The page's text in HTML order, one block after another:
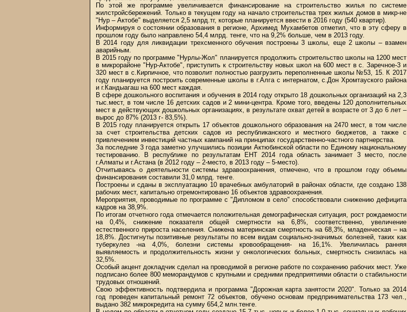
По этой же программе увеличивается финансирование на строительство жилья по системе
жилстройсбережений. Только в текущем году на начало строительства трех жилых домов в микр-не
"Нур – Актобе" выделяется 2,5 млрд.тг, которые планируется ввести в 2016 году (540 квартир).
Информируя о состоянии образования в регионе, Архимед Мухамбетов отметил, что в эту сферу в
прошлом году было направлено 54,4 млрд. тенге, что на 9,2% больше, чем в 2013 году.
В 2014 году для ликвидации трехсменного обучения построены 3 школы, еще 2 школы – взамен
аварийным.
В 2015 году по программе "Нурлы-Жол" планируется продолжить строительство школы на 1200 мест
в микрорайоне "Нур-Актобе", приступить к строительству новых школ на 600 мест в с. Заречное-3 и
320 мест в с.Кирпичное, что позволит полностью разгрузить переполненные школы №53, 15. К 2017
году планируется построить современные школы в г.Алга с интернатом, с.Дон Хромтауского района
и г.Кандыагаш на 600 мест каждая.
В сфере дошкольного воспитания и обучения в 2014 году открыто 18 дошкольных организаций на 2,3
тыс.мест, в том числе 16 детских садов и 2 мини-центра. Кроме того, введены 120 дополнительных
мест в действующих дошкольных организациях, в результате охват детей в возрасте от 3 до 6 лет –
вырос до 87% (2013 г- 83,5%).
В 2015 году планируется открыть 17 объектов дошкольного образования на 2470 мест, в том числе
за счет строительства детских садов из республиканского и местного бюджетов, а также с
привлечением инвестиций частных кампаний на принципах государственно-частного партнерства.
За последние 3 года заметно улучшились позиции Актюбинской области по Единому национальному
тестированию. В республике по результатам ЕНТ 2014 года область занимает 3 место, после
г.Алматы и г.Астана (в 2012 году – 2-место, в 2013 году – 5-место).
Отчитываясь о деятельности системы здравоохранения, отмечено, что в прошлом году объемы
финансирования составили 31,0 млрд. тенге.
Построены и сданы в эксплуатацию 10 врачебных амбулаторий в районах области, где создано 138
рабочих мест, капитально отремонтировано 16 объектов здравоохранения.
Мероприятия, проводимые по программе с "Дипломом в село" способствовали снижению дефицита
кадров на 38,9%.
По итогам отчетного года отмечается положительная демографическая ситуация, рост рождаемости
на 0,4%, снижение показателя общей смертности на 6,8%, соответственно, увеличение
естественного прироста населения. Снижена материнская смертность на 68,3%, младенческая – на
18,8%. Достигнуты позитивные результаты по всем видам социально-значимых болезней, таких как
туберкулез -на 4,0%, болезни системы кровообращения- на 16,1%. Увеличилась ранняя
выявляемость и продолжительность жизни у онкологических больных, смертность снизилась на
32,5%.
Особый акцент докладчик сделал на проводимой в регионе работе по сохранению рабочих мест. Уже
подписано более 800 меморандумов с крупными и средними предприятиями области о стабильности
трудовых отношений.
Свою эффективность подтвердила и программа "Дорожная карта занятости 2020". Только за 2014
год проведен капитальный ремонт 72 объектов, обучено основам предпринимательства 173 чел.,
выдано 382 микрокредита на сумму 654,2 млн.тенге.